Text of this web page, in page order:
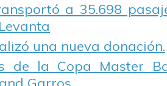
a 35.698
una nueva donación.
de la Copa Master